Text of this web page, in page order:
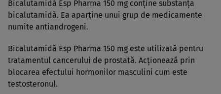
Bicalutamidă Esp Pharma 150 mg conţine substanţa
bicalutamidă. Ea aparţine unui grup de medicamente
numite antiandrogeni.
Bicalutamidă Esp Pharma 150 mg este utilizată pentru
tratamentul cancerului de prostată. Acţionează prin
blocarea efectului hormonilor masculini cum este
testosteronul.